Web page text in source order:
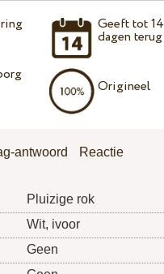
Geeft tot 14
dagen terug
Origineel
antwoord Reactie
Pluizige rok
Wit, ivoor
Geen